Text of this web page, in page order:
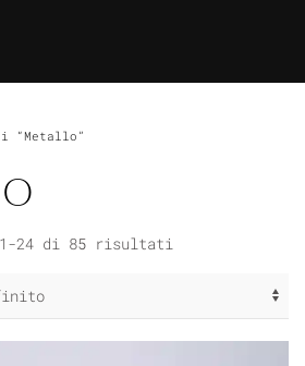
“Metallo”
24 di 85 risultati